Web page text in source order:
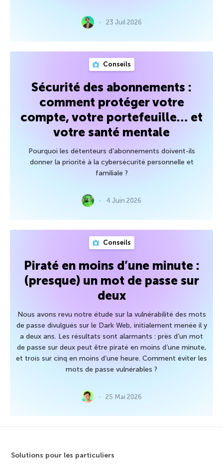
23 Juil 2026
Conseils
Sécurité des abonnements :
comment protéger votre
compte, votre portefeuille… et
votre santé mentale
Pourquoi les détenteurs d’abonnements doivent-ils
donner la priorité à la cybersécurité personnelle et
familiale ?
4 Juin 2026
Conseils
Piraté en moins d’une minute :
(presque) un mot de passe sur
deux
Nous avons revu notre étude sur la vulnérabilité des mots
de passe divulgués sur le Dark Web, initialement menée il y
a deux ans. Les résultats sont alarmants : près d’un mot
de passe sur deux peut être piraté en moins d’une minute,
et trois sur cinq en moins d’une heure. Comment éviter les
mots de passe vulnérables ?
25 Mai 2026
Solutions pour les particuliers